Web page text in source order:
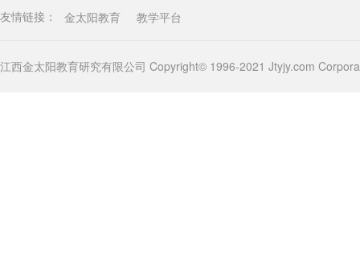
友情链接： 金太阳教育 教学平台
江西金太阳教育研究有限公司 Copyright© 1996-2021 Jtyjy.com